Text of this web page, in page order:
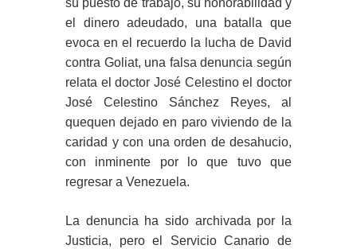
su puesto de trabajo, su honorabilidad y
el dinero adeudado, una batalla que
evoca en el recuerdo la lucha de David
contra Goliat, una falsa denuncia según
relata el doctor José Celestino el doctor
José Celestino Sánchez Reyes, al
quequen dejado en paro viviendo de la
caridad y con una orden de desahucio,
con inminente por lo que tuvo que
regresar a Venezuela.
La denuncia ha sido archivada por la
Justicia, pero el Servicio Canario de